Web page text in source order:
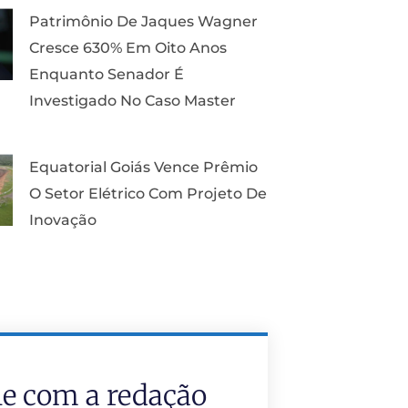
Patrimônio De Jaques Wagner
Cresce 630% Em Oito Anos
Enquanto Senador É
Investigado No Caso Master
Equatorial Goiás Vence Prêmio
O Setor Elétrico Com Projeto De
Inovação
com a redação